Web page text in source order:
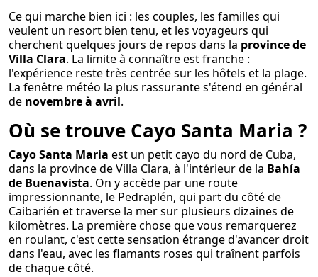
Ce qui marche bien ici : les couples, les familles qui
veulent un resort bien tenu, et les voyageurs qui
cherchent quelques jours de repos dans la province de
Villa Clara. La limite à connaître est franche :
l'expérience reste très centrée sur les hôtels et la plage.
La fenêtre météo la plus rassurante s'étend en général
de novembre à avril.
Où se trouve Cayo Santa Maria ?
Cayo Santa Maria est un petit cayo du nord de Cuba,
dans la province de Villa Clara, à l'intérieur de la Bahía
de Buenavista. On y accède par une route
impressionnante, le Pedraplén, qui part du côté de
Caibarién et traverse la mer sur plusieurs dizaines de
kilomètres. La première chose que vous remarquerez
en roulant, c'est cette sensation étrange d'avancer droit
dans l'eau, avec les flamants roses qui traînent parfois
de chaque côté.